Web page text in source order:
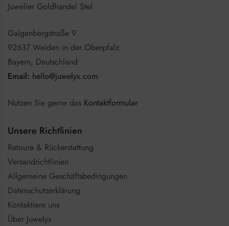
Juwelier Goldhandel Stel
Galgenbergstraße 9
92637 Weiden in der Oberpfalz
Bayern, Deutschland
Email: hello@juwelyx.com
Nutzen Sie gerne das Kontaktformular
Unsere Richtlinien
Retoure & Rückerstattung
Versandrichtlinien
Allgemeine Geschäftsbedingungen
Datenschutzerklärung
Kontaktiere uns
Über Juwelyx